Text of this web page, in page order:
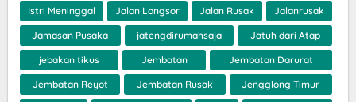
Istri Meninggal Jalan Longsor Jalan Rusak Jalanrusak
Jamasan Pusaka jatengdirumahsaja Jatuh dari Atap
jebakan tikus Jembatan Jembatan Darurat
Jembatan Reyot Jembatan Rusak Jengglong Timur